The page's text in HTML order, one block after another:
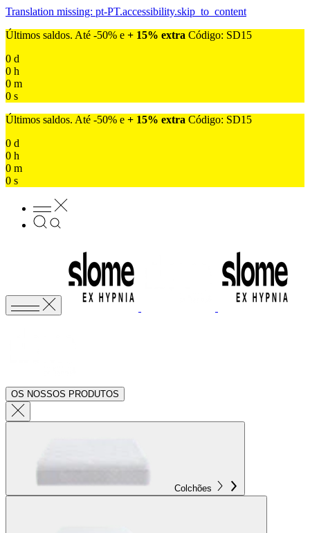
Translation missing: pt-PT.accessibility.skip_to_content
Últimos saldos. Até -50% e + 15% extra Código: SD15
0 d
0 h
0 m
0 s
Últimos saldos. Até -50% e + 15% extra Código: SD15
0 d
0 h
0 m
0 s
OS NOSSOS PRODUTOS
Colchões